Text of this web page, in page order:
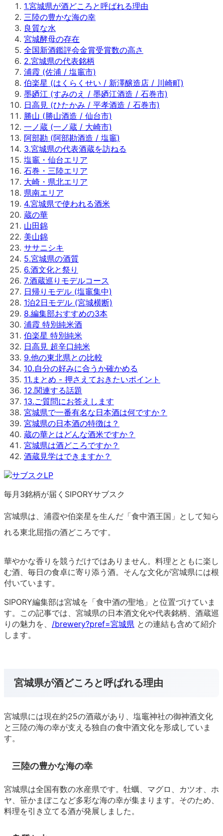
1.宮城県が酒どころと呼ばれる理由
三陸の豊かな海の幸
良質な水
宮城酵母の存在
全国新酒鑑評会金賞受賞数の高さ
2.宮城県の代表銘柄
浦霞 (佐浦 / 塩竈市)
伯楽星 (はくらくせい / 新澤醸造店 / 川崎町)
墨廼江 (すみのえ / 墨廼江酒造 / 石巻市)
日高見 (ひたかみ / 平孝酒造 / 石巻市)
勝山 (勝山酒造 / 仙台市)
一ノ蔵 (一ノ蔵 / 大崎市)
阿部勘 (阿部勘酒造 / 塩竈)
3.宮城県の代表酒蔵を訪ねる
塩竈・仙台エリア
石巻・三陸エリア
大崎・県北エリア
県南エリア
4.宮城県で使われる酒米
蔵の華
山田錦
美山錦
ササニシキ
5.宮城県の酒質
6.酒文化と祭り
7.酒蔵巡りモデルコース
日帰りモデル (塩竈集中)
1泊2日モデル (宮城横断)
8.編集部おすすめの3本
浦霞 特別純米酒
伯楽星 特別純米
日高見 超辛口純米
9.他の東北県との比較
10.自分の好みに合うか確かめる
11. まとめ - 押さえておきたいポイント
12.関連する話題
13.ご質問にお答えします
宮城県で一番有名な日本酒は何ですか？
宮城県の日本酒の特徴は？
蔵の華とはどんな酒米ですか？
宮城県は酒どころですか？
酒蔵見学はできますか？
毎月3銘柄が届くSIPORYサブスク
宮城県は、浦霞や伯楽星を生んだ「食中酒王国」として知ら
れる東北屈指の酒どころです。
華やかな香りを競うだけではありません。料理とともに楽し
む酒、毎日の食卓に寄り添う酒。そんな文化が宮城県には根
付いています。
SIPORY編集部は宮城を「食中酒の聖地」と位置づけていま
す。この記事では、宮城県の日本酒文化や代表銘柄、酒蔵巡
りの魅力を、 /brewery?pref=宮城県 との連結も含めて紹介
します。
宮城県が酒どころと呼ばれる理由
宮城県には現在約25の酒蔵があり、塩竈神社の御神酒文化
と三陸の海の幸が支える独自の食中酒文化を形成していま
す。
三陸の豊かな海の幸
宮城県は全国有数の水産県です。牡蠣、マグロ、カツオ、ホ
ヤ、笹かまぼこなど多彩な海の幸が集まります。そのため、
料理を引き立てる酒が発展しました。